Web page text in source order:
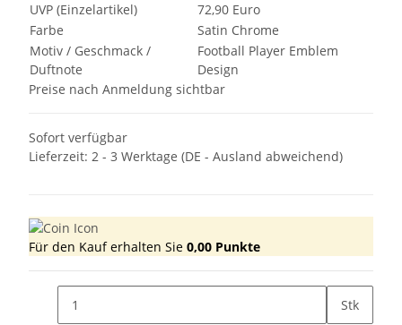
UVP (Einzelartikel)
72,90 Euro
Farbe
Satin Chrome
Motiv / Geschmack /
Duftnote
Football Player Emblem
Design
Preise nach Anmeldung sichtbar
Sofort verfügbar
Lieferzeit: 2 - 3 Werktage (DE - Ausland abweichend)
Für den Kauf erhalten Sie 0,00 Punkte
Stk